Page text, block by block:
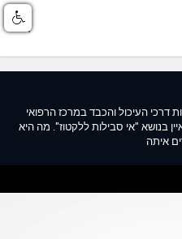
דרכי העיכול והכבד במרכז הרפואי
בתוכנית בריאות 10 ומתראיין בנושא "אי סבילות ללקטוז". מה היא
איתה